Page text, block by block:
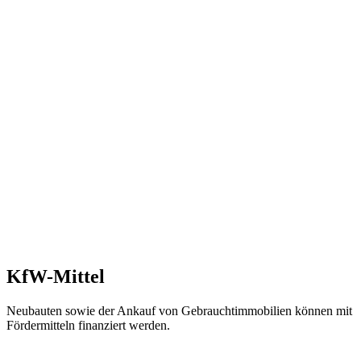
KfW-Mittel
Neubauten sowie der Ankauf von Gebrauchtimmobilien können mit
Fördermitteln finanziert werden.